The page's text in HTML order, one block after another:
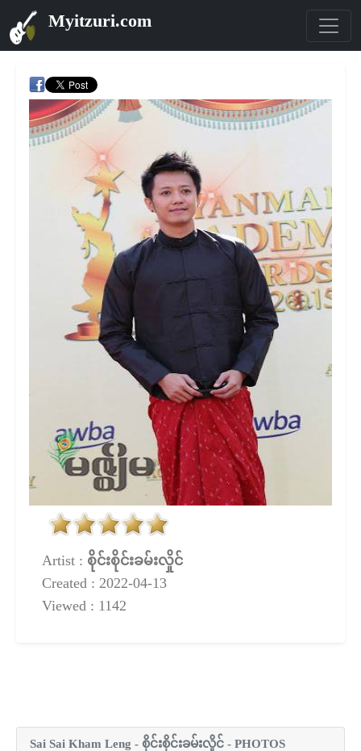
Myitzuri.com
Artist : စိုင်းစိုင်းခမ်းလှိုင်
Created : 2022-04-13
Viewed : 1142
Sai Sai Kham Leng - စိုင်းစိုင်းခမ်းလှိုင် - PHOTOS